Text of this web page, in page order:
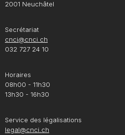
2001 Neuchâtel
Secrétariat
cnci@cnci.ch
032 727 24 10
Horaires
08h00 - 11h30
13h30 - 16h30
Service des légalisations
legal@cnci.ch